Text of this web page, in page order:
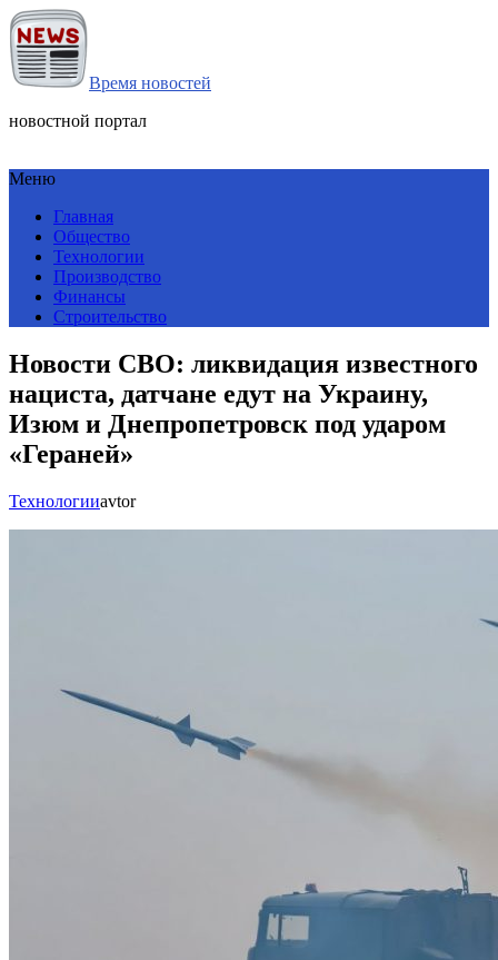
Время новостей
новостной портал
Меню
Главная
Общество
Технологии
Производство
Финансы
Строительство
Новости СВО: ликвидация известного
нациста, датчане едут на Украину,
Изюм и Днепропетровск под ударом
«Гераней»
Технологииavtor